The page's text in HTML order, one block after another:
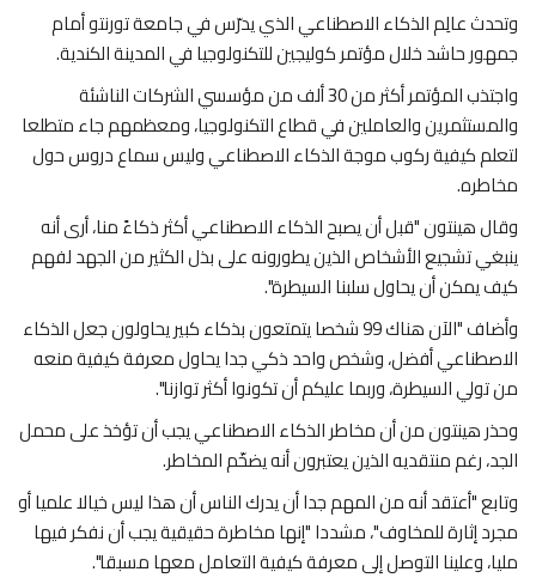
وتحدث عالِم الذكاء الاصطناعي الذي يدرّس في جامعة تورنتو أمام
جمهور حاشد خلال مؤتمر كوليجين للتكنولوجيا في المدينة الكندية.
واجتذب المؤتمر أكثر من 30 ألف من مؤسسي الشركات الناشئة
والمستثمرين والعاملين في قطاع التكنولوجيا، ومعظمهم جاء متطلعا
لتعلم كيفية ركوب موجة الذكاء الاصطناعي وليس سماع دروس حول
مخاطره.
وقال هينتون "قبل أن يصبح الذكاء الاصطناعي أكثر ذكاءً منا، أرى أنه
ينبغي تشجيع الأشخاص الذين يطورونه على بذل الكثير من الجهد لفهم
كيف يمكن أن يحاول سلبنا السيطرة".
وأضاف "الآن هناك 99 شخصا يتمتعون بذكاء كبير يحاولون جعل الذكاء
الاصطناعي أفضل، وشخص واحد ذكي جدا يحاول معرفة كيفية منعه
من تولي السيطرة، وربما عليكم أن تكونوا أكثر توازنا".
وحذر هينتون من أن مخاطر الذكاء الاصطناعي يجب أن تؤخذ على محمل
الجد، رغم منتقديه الذين يعتبرون أنه يضخّم المخاطر.
وتابع "أعتقد أنه من المهم جدا أن يدرك الناس أن هذا ليس خيالا علميا أو
مجرد إثارة للمخاوف"، مشددا "إنها مخاطرة حقيقية يجب أن نفكر فيها
مليا، وعلينا التوصل إلى معرفة كيفية التعامل معها مسبقا".